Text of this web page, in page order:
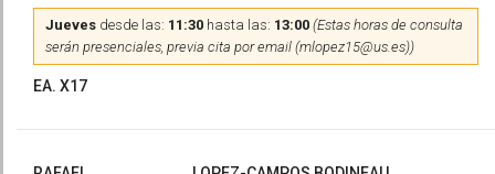
Jueves desde las: 11:30 hasta las: 13:00 (Estas horas de consulta
serán presenciales, previa cita por email (mlopez15@us.es))
EA. X17